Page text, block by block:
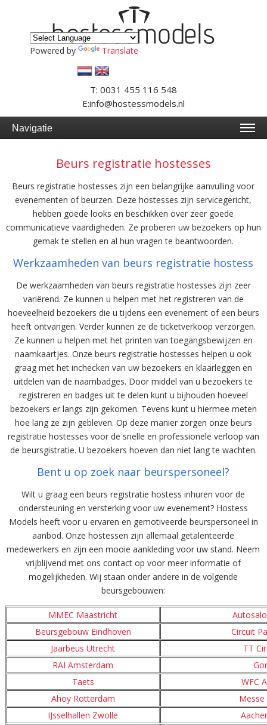
Powered by Translate
T: 0031 455 116 548
E:info@hostessmodels.nl
Navigatie
Beurs registratie hostesses
Beurs registratie hostesses zijn een belangrijke aanvulling voor
evenementen of beurzen. Deze hostesses zijn servicegericht,
hebben goede looks en beschikken over zeer goede
communicatieve vaardigheden. Ze proberen uw bezoekers op hun
gemak te stellen en al hun vragen te beantwoorden.
Werkzaamheden van beurs registratie hostess
De werkzaamheden van beurs registratie hostesses zijn zeer
variërend. Ze kunnen u helpen met het registreren van de
hoeveelheid bezoekers die u tijdens een evenement of een beurs
heeft ontvangen. Verder kunnen ze de ticketverkoop verzorgen.
Ze kunnen u helpen met het printen van toegangsbewijzen en
naamkaartjes. Onze beurs registratie hostesses helpen u ook
graag met het inchecken van uw bezoekers en klaarleggen en
uitdelen van de naambadges. Door middel van u bezoekers te
registreren en badges uit te delen kunt u bijhouden hoeveel
bezoekers er langs zijn gekomen. Tevens kunt u hiermee meten
hoe lang ze zijn gebleven. Op deze manier zorgen onze beurs
registratie hostesses voor de snelle en professionele verloop van
de beursgistratie. U bezoekers hoeven dan niet lang te wachten.
Bent u op zoek naar beurspersoneel?
Wilt u graag een beurs registratie hostess inhuren voor de
ondersteuning en versterking voor uw evenement? Hostess
Models heeft voor u ervaren en gemotiveerde beurspersoneel in
aanbod. Onze hostessen zijn allemaal getalenteerde
medewerkers en zijn een mooie aankleding voor uw stand. Neem
vrijblijvend met ons contact op voor meer informatie of
mogelijkheden. Wij staan onder andere in de volgende
beursgebouwen:
MMEC Maastricht
Beursgebouw Eindhoven
Circuit
Jaarbeus Utrecht
TT
RAI Amsterdam
Taets
WFC
Ahoy Rotterdam
IJsselhallen Zwolle